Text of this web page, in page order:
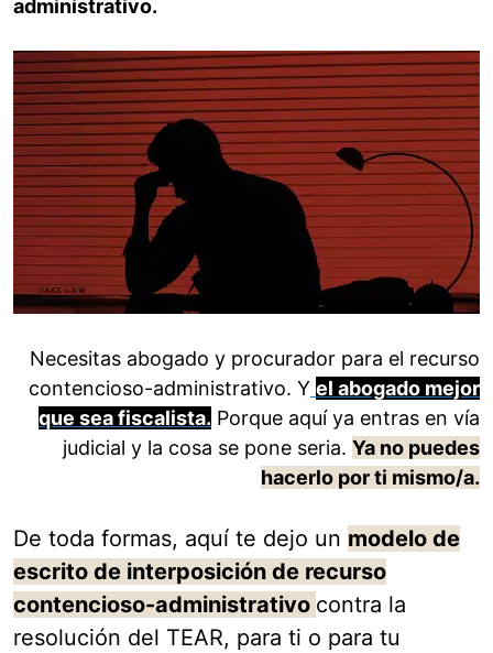
administrativo.
Necesitas abogado y procurador para el recurso
contencioso-administrativo. Y el abogado mejor
que sea fiscalista. Porque aquí ya entras en vía
judicial y la cosa se pone seria. Ya no puedes
hacerlo por ti mismo/a.
De toda formas, aquí te dejo un modelo de
escrito de interposición de recurso
contencioso-administrativo contra la
resolución del TEAR, para ti o para tu